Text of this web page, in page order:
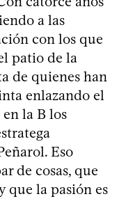
a las
con los que
patio de la
de quienes han
enlazando el
la B los
Eso
de cosas, que
que la pasión es